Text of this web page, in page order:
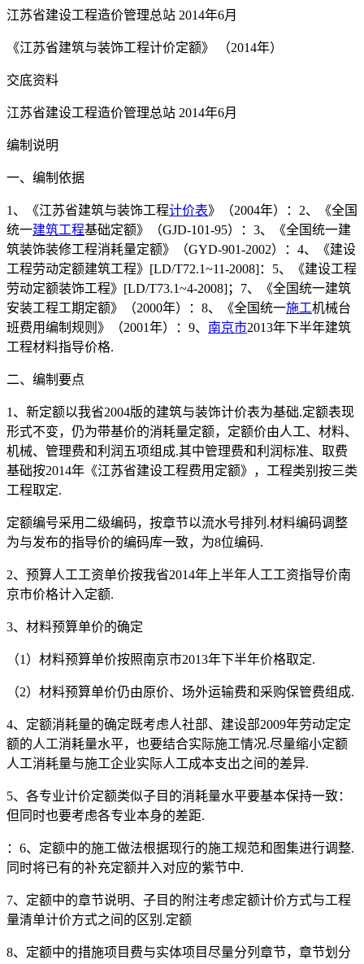
江苏省建设工程造价管理总站 2014年6月
《江苏省建筑与装饰工程计价定额》 （2014年）
交底资料
江苏省建设工程造价管理总站 2014年6月
编制说明
一、编制依据
1、《江苏省建筑与装饰工程计价表》（2004年）：2、《全国
统一建筑工程基础定额》（GJD-101-95）：3、《全国统一建
筑装饰装修工程消耗量定额》（GYD-901-2002）：4、《建设
工程劳动定额建筑工程》[LD/T72.1~11-2008]：5、《建设工程
劳动定额装饰工程》[LD/T73.1~4-2008]；7、《全国统一建筑
安装工程工期定额》（2000年）：8、《全国统一施工机械台
班费用编制规则》（2001年）：9、 南京市2013年下半年建筑
工程材料指导价格.
二、编制要点
1、新定额以我省2004版的建筑与装饰计价表为基础.定额表现
形式不变，仍为带基价的消耗量定额，定额价由人工、材料、
机械、管理费和利润五项组成.其中管理费和利润标准、取费
基础按2014年《江苏省建设工程费用定额》，工程类别按三类
工程取定.
定额编号采用二级编码，按章节以流水号排列.材料编码调整
为与发布的指导价的编码库一致，为8位编码.
2、预算人工工资单价按我省2014年上半年人工工资指导价南
京市价格计入定额.
3、材料预算单价的确定
（1）材料预算单价按照南京市2013年下半年价格取定.
（2）材料预算单价仍由原价、场外运输费和采购保管费组成.
4、定额消耗量的确定既考虑人社部、建设部2009年劳动定定
额的人工消耗量水平，也要结合实际施工情况.尽量缩小定额
人工消耗量与施工企业实际人工成本支出之间的差异.
5、各专业计价定额类似子目的消耗量水平要基本保持一致：
但同时也要考虑各专业本身的差距.
：6、定额中的施工做法根据现行的施工规范和图集进行调整.
同时将已有的补充定额并入对应的紫节中.
7、定额中的章节说明、子目的附注考虑定额计价方式与工程
量清单计价方式之间的区别.定额
8、定额中的措施项目费与实体项目尽量分列章节，章节划分